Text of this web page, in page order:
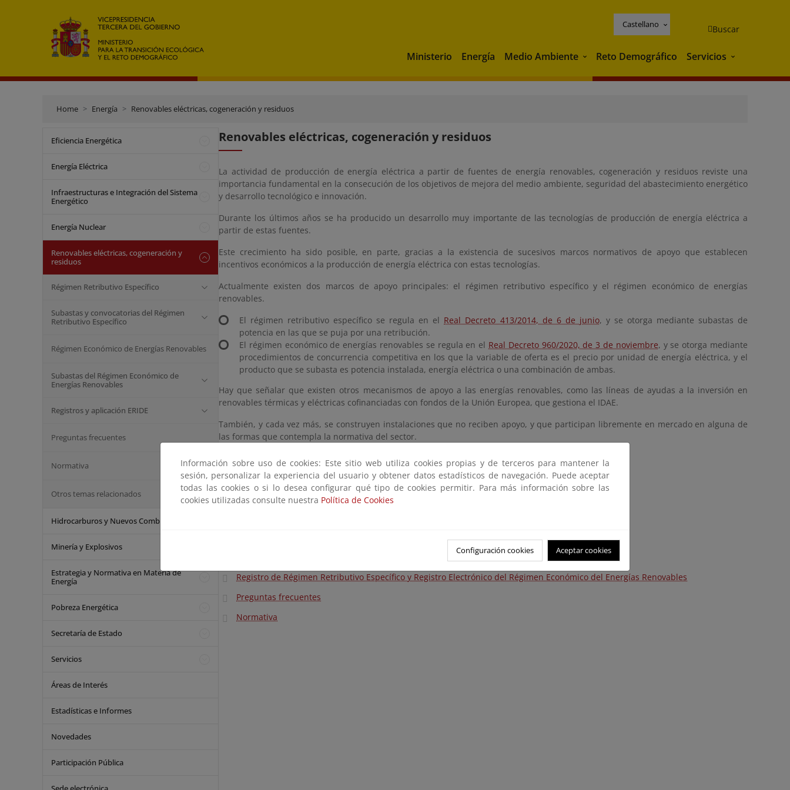
Castellano Buscar
Ministerio Energía Medio Ambiente Medio Ambiente
Reto Demográfico Servicios Servicios
Home Energía Renovables eléctricas, cogeneración y residuos
Eficiencia Energética
Energía Eléctrica
Infraestructuras e Integración del Sistema
Energético
Energía Nuclear
Renovables eléctricas, cogeneración y
residuos
Régimen Retributivo Específico
Subastas y convocatorias del Régimen
Retributivo Específico
Régimen Económico de Energías Renovables
Subastas del Régimen Económico de
Energías Renovables
Registros y aplicación ERIDE
Preguntas frecuentes
Normativa
Otros temas relacionados
Hidrocarburos y Nuevos Combustibles
Minería y Explosivos
Estrategia y Normativa en Materia de
Energía
Pobreza Energética
Secretaría de Estado
Servicios
Áreas de Interés
Estadísticas e Informes
Novedades
Participación Pública
Renovables eléctricas, cogeneración y residuos
La actividad de producción de energía eléctrica a partir de fuentes de energía renovables, cogeneración y residuos reviste una
importancia fundamental en la consecución de los objetivos de mejora del medio ambiente, seguridad del abastecimiento energético
y desarrollo tecnológico e innovación.
Durante los últimos años se ha producido un desarrollo muy importante de las tecnologías de producción de energía eléctrica a
partir de estas fuentes.
Este crecimiento ha sido posible, en parte, gracias a la existencia de sucesivos marcos normativos de apoyo que establecen
incentivos económicos a la producción de energía eléctrica con estas tecnologías.
Actualmente existen dos marcos de apoyo principales: el régimen retributivo específico y el régimen económico de energías
renovables.
El régimen retributivo específico se regula en el Real Decreto 413/2014, de 6 de junio, y se otorga mediante subastas de
potencia en las que se puja por una retribución.
El régimen económico de energías renovables se regula en el Real Decreto 960/2020, de 3 de noviembre, y se otorga mediante
procedimientos de concurrencia competitiva en los que la variable de oferta es el precio por unidad de energía eléctrica, y el
producto que se subasta es potencia instalada, energía eléctrica o una combinación de ambas.
Hay que señalar que existen otros mecanismos de apoyo a las energías renovables, como las líneas de ayudas a la inversión en
renovables térmicas y eléctricas cofinanciadas con fondos de la Unión Europea, que gestiona el IDAE.
También, y cada vez más, se construyen instalaciones que no reciben apoyo, y que participan libremente en mercado en alguna de
las formas que contempla la normativa del sector.
Destacados
Régimen Retributivo Específico
Subastas del Régimen Económico de Energías Renovables
Registro de Régimen Retributivo Específico y Registro Electrónico del Régimen Económico del Energías Renovables
Preguntas frecuentes
Normativa
Información sobre uso de cookies: Este sitio web utiliza cookies propias y de terceros para mantener la
sesión, personalizar la experiencia del usuario y obtener datos estadísticos de navegación. Puede aceptar
todas las cookies o si lo desea configurar qué tipo de cookies permitir. Para más información sobre las
cookies utilizadas consulte nuestra Política de Cookies
Configuración cookies Aceptar cookies